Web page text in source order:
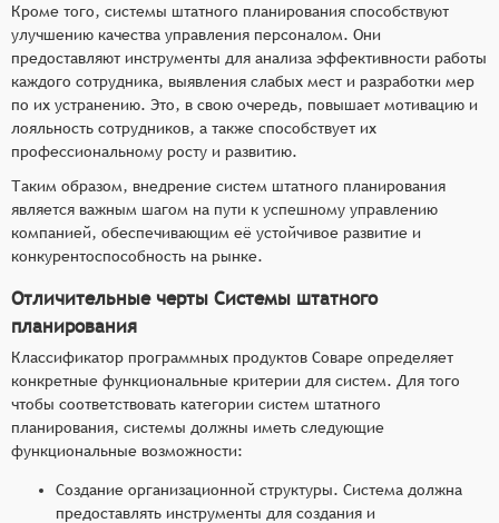
Кроме того, системы штатного планирования способствуют
улучшению качества управления персоналом. Они
предоставляют инструменты для анализа эффективности работы
каждого сотрудника, выявления слабых мест и разработки мер
по их устранению. Это, в свою очередь, повышает мотивацию и
лояльность сотрудников, а также способствует их
профессиональному росту и развитию.
Таким образом, внедрение систем штатного планирования
является важным шагом на пути к успешному управлению
компанией, обеспечивающим её устойчивое развитие и
конкурентоспособность на рынке.
Отличительные черты Системы штатного
планирования
Классификатор программных продуктов Соваре определяет
конкретные функциональные критерии для систем. Для того
чтобы соответствовать категории систем штатного
планирования, системы должны иметь следующие
функциональные возможности:
Создание организационной структуры. Система должна
предоставлять инструменты для создания и